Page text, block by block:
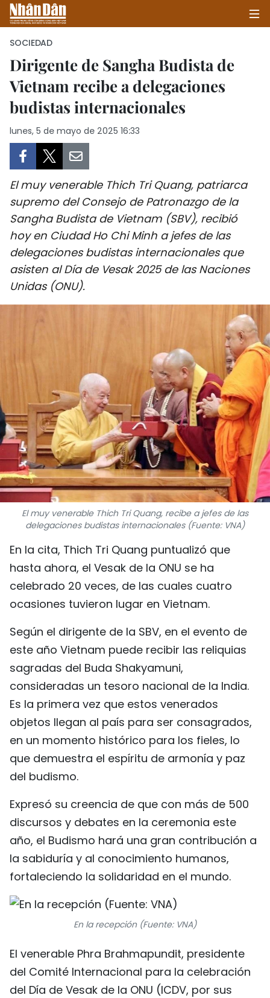
INICIO
POLÍTICA
SALUD - MEDIO AMBIENTE
CULTURA - ENTRETENIMIENTO
INTERNACIONAL
HISTORIAS MULTIMEDIA
FOTOGRAFÍA
¿QUIÉNES SOMOS?
TIẾNG VIỆT
ENGLISH
中文
FRANÇAIS
РУССКИЙ
SOCIEDAD
Dirigente de Sangha Budista de
Vietnam recibe a delegaciones
budistas internacionales
lunes, 5 de mayo de 2025 16:33
El muy venerable Thich Tri Quang, patriarca
supremo del Consejo de Patronazgo de la
Sangha Budista de Vietnam (SBV), recibió
hoy en Ciudad Ho Chi Minh a jefes de las
delegaciones budistas internacionales que
asisten al Día de Vesak 2025 de las Naciones
Unidas (ONU).
El muy venerable Thich Tri Quang, recibe a jefes de las
delegaciones budistas internacionales (Fuente: VNA)
En la cita, Thich Tri Quang puntualizó que
hasta ahora, el Vesak de la ONU se ha
celebrado 20 veces, de las cuales cuatro
ocasiones tuvieron lugar en Vietnam.
Según el dirigente de la SBV, en el evento de
este año Vietnam puede recibir las reliquias
sagradas del Buda Shakyamuni,
consideradas un tesoro nacional de la India.
Es la primera vez que estos venerados
objetos llegan al país para ser consagrados,
en un momento histórico para los fieles, lo
que demuestra el espíritu de armonía y paz
del budismo.
Expresó su creencia de que con más de 500
discursos y debates en la ceremonia este
año, el Budismo hará una gran contribución a
la sabiduría y al conocimiento humanos,
fortaleciendo la solidaridad en el mundo.
En la recepción (Fuente: VNA)
El venerable Phra Brahmapundit, presidente
del Comité Internacional para la celebración
del Día de Vesak de la ONU (ICDV, por sus